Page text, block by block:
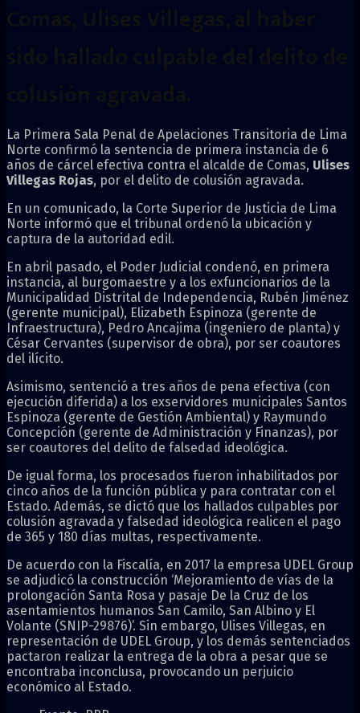
La Primera Sala Penal de Apelaciones Transitoria de Lima
Norte confirmó la sentencia de primera instancia de 6
años de cárcel efectiva contra el alcalde de Comas, Ulises
Villegas Rojas, por el delito de colusión agravada.
En un comunicado, la Corte Superior de Justicia de Lima
Norte informó que el tribunal ordenó la ubicación y
captura de la autoridad edil.
En abril pasado, el Poder Judicial condenó, en primera
instancia, al burgomaestre y a los exfuncionarios de la
Municipalidad Distrital de Independencia, Rubén Jiménez
(gerente municipal), Elizabeth Espinoza (gerente de
Infraestructura), Pedro Ancajima (ingeniero de planta) y
César Cervantes (supervisor de obra), por ser coautores
del ilícito.
Asimismo, sentenció a tres años de pena efectiva (con
ejecución diferida) a los exservidores municipales Santos
Espinoza (gerente de Gestión Ambiental) y Raymundo
Concepción (gerente de Administración y Finanzas), por
ser coautores del delito de falsedad ideológica.
De igual forma, los procesados fueron inhabilitados por
cinco años de la función pública y para contratar con el
Estado. Además, se dictó que los hallados culpables por
colusión agravada y falsedad ideológica realicen el pago
de 365 y 180 días multas, respectivamente.
De acuerdo con la Fiscalía, en 2017 la empresa UDEL Group
se adjudicó la construcción ‘Mejoramiento de vías de la
prolongación Santa Rosa y pasaje De la Cruz de los
asentamientos humanos San Camilo, San Albino y El
Volante (SNIP-29876)’. Sin embargo, Ulises Villegas, en
representación de UDEL Group, y los demás sentenciados
pactaron realizar la entrega de la obra a pesar que se
encontraba inconclusa, provocando un perjuicio
económico al Estado.